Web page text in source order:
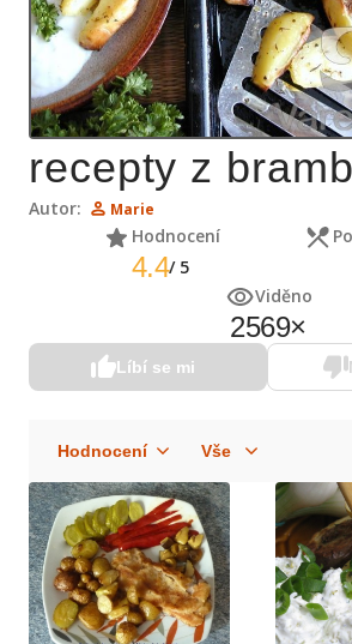
recepty z
Autor: Marie
Hodnocení
4.4/ 5
Viděno
2569×
Líbí se mi